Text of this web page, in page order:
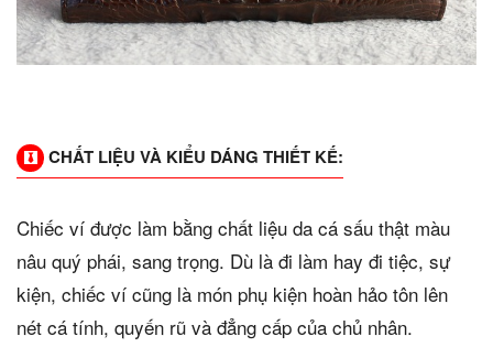
CHẤT LIỆU VÀ KIỂU DÁNG THIẾT KẾ:
Chiếc ví được làm bằng chất liệu da cá sấu thật màu
nâu quý phái, sang trọng. Dù là đi làm hay đi tiệc, sự
kiện, chiếc ví cũng là món phụ kiện hoàn hảo tôn lên
nét cá tính, quyến rũ và đẳng cấp của chủ nhân.